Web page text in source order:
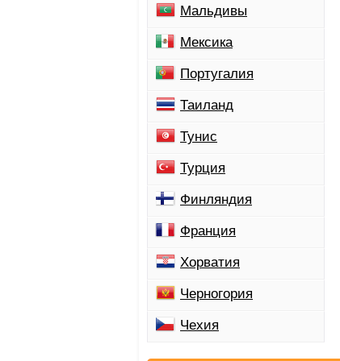
Мальдивы
Мексика
Португалия
Таиланд
Тунис
Турция
Финляндия
Франция
Хорватия
Черногория
Чехия